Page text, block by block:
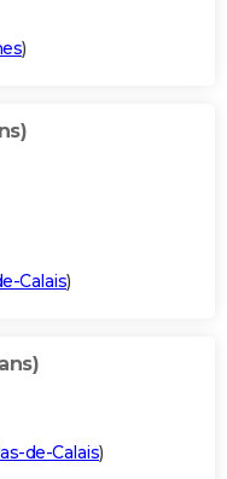
)
Calais)
de-Calais)